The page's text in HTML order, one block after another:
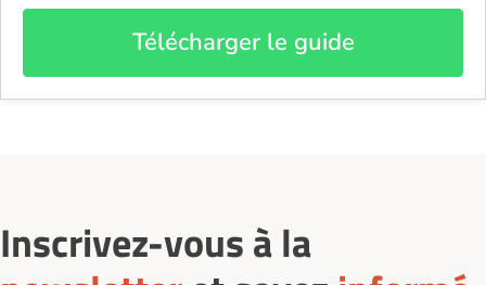
Télécharger le guide
Inscrivez-vous à la